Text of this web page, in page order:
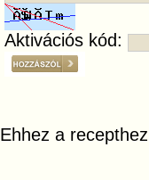
Aktivációs kód:
Ehhez a